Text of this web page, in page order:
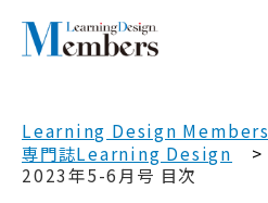
Learning Design Members
専門誌Learning Design
2023年5-6月号 目次